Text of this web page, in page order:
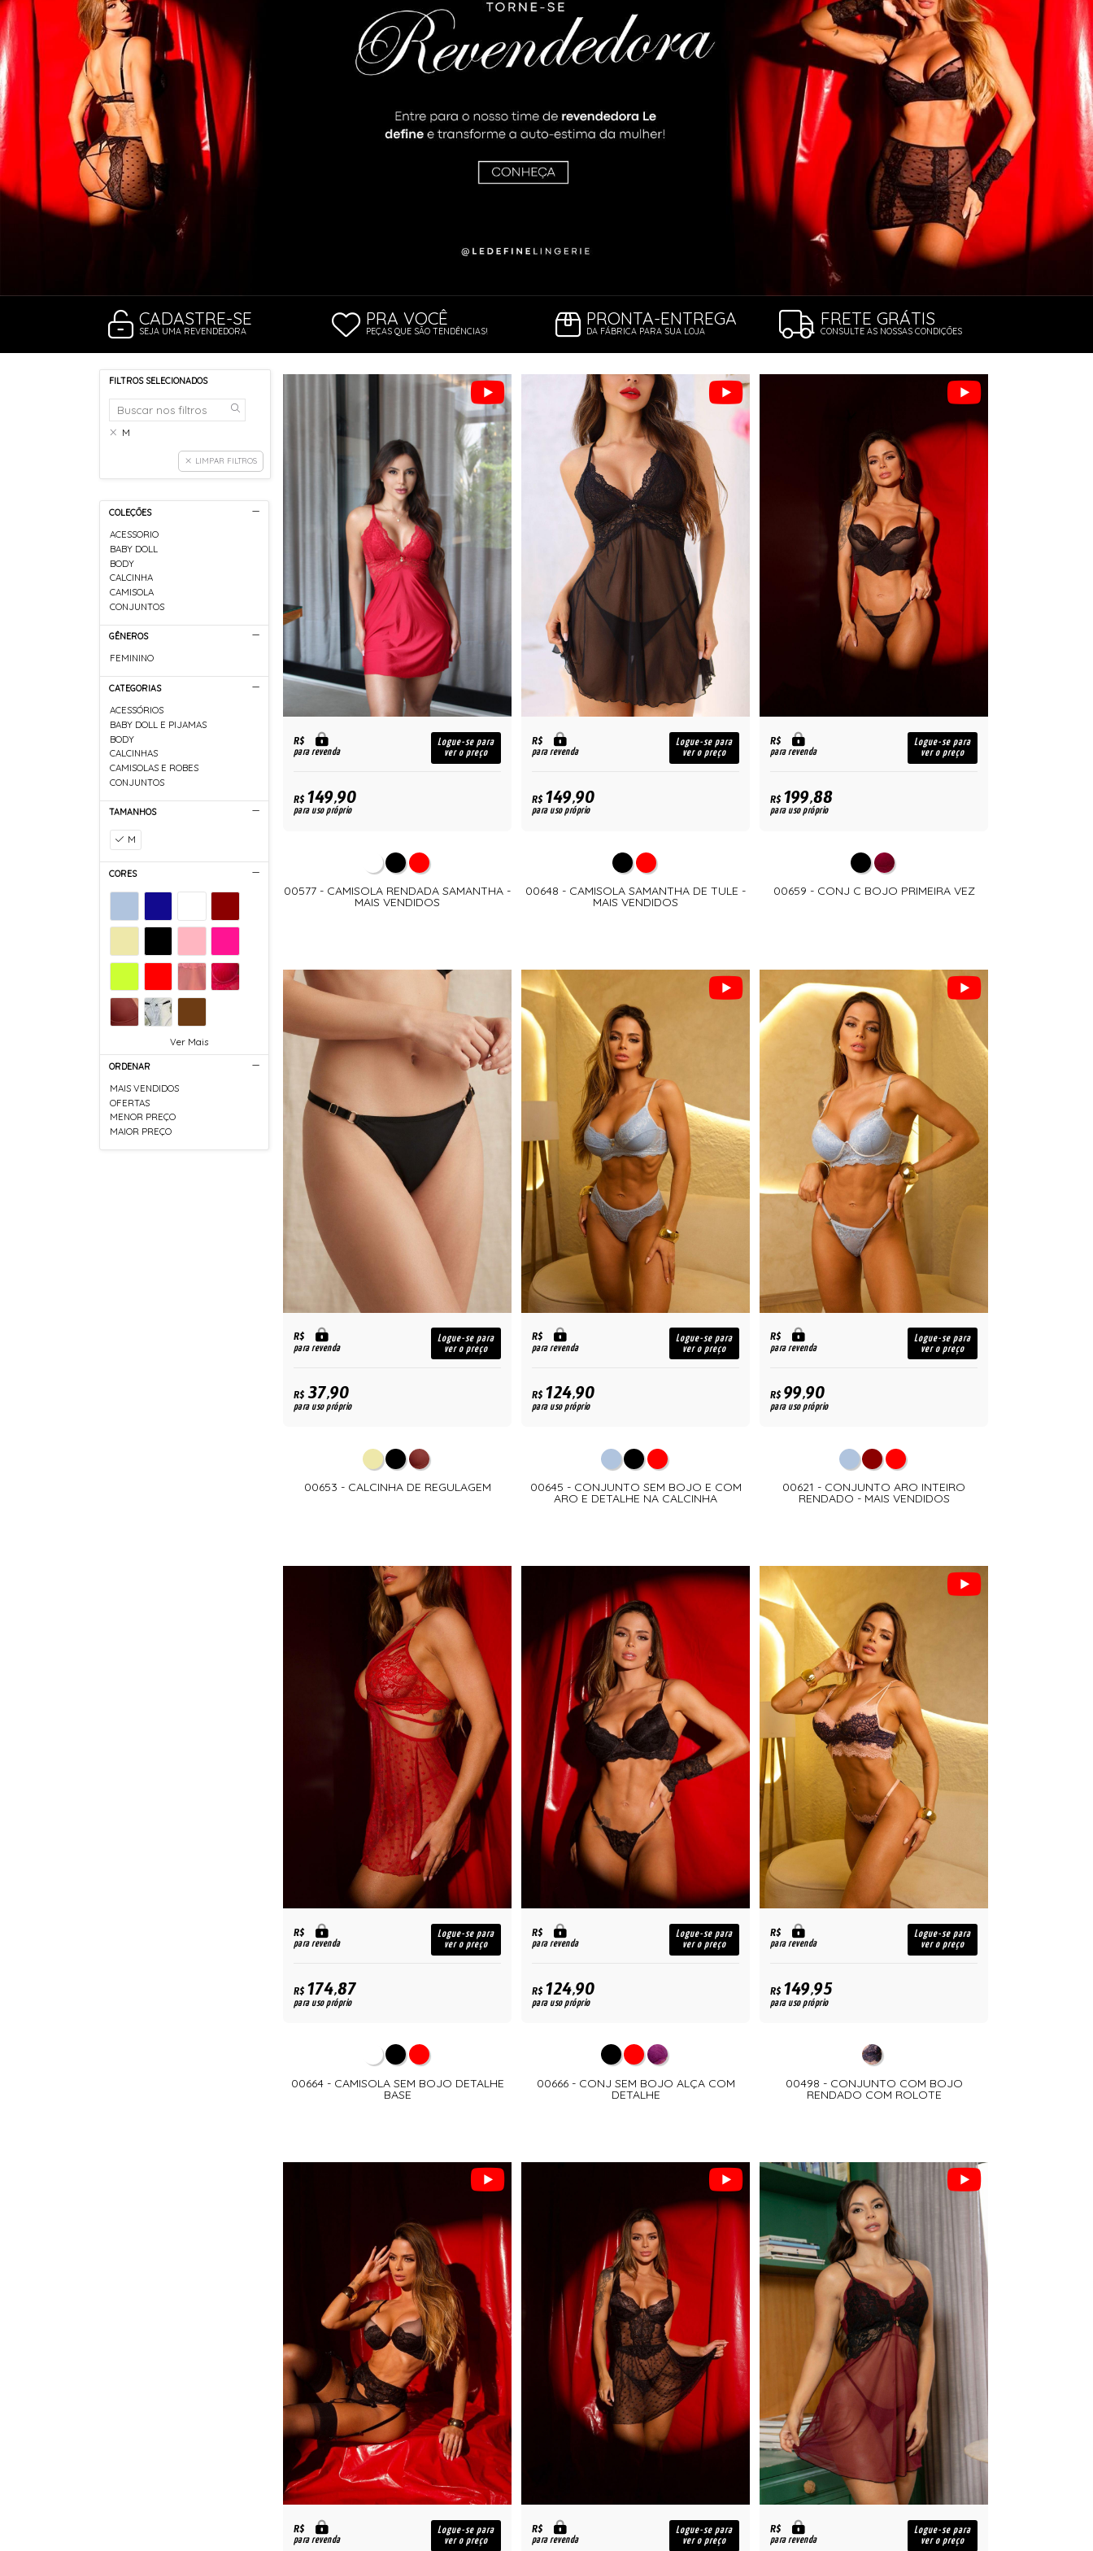
CORPETES, ESPARTILHOS E CORSELETS
CADASTRE-SE
SEJA UMA REVENDEDORA
PRA VOCÊ
PEÇAS QUE SÃO TENDÊNCIAS!
PRONTA-ENTREGA
DA FÁBRICA PARA SUA LOJA
FRETE GRÁTIS
CONSULTE AS NOSSAS CONDIÇÕES
FILTROS SELECIONADOS
M
LIMPAR FILTROS
COLEÇÕES
ACESSORIO
BABY DOLL
BODY
CALCINHA
CAMISOLA
CONJUNTOS
GÊNEROS
FEMININO
CATEGORIAS
ACESSÓRIOS
BABY DOLL E PIJAMAS
BODY
CALCINHAS
CAMISOLAS E ROBES
CONJUNTOS
TAMANHOS
M
CORES
Ver Mais
ORDENAR
MAIS VENDIDOS
OFERTAS
MENOR PREÇO
MAIOR PREÇO
R$
para revenda
Logue-se para
ver o preço
R$149,90
para uso próprio
00577 - CAMISOLA RENDADA SAMANTHA -
MAIS VENDIDOS
R$
para revenda
Logue-se para
ver o preço
R$149,90
para uso próprio
00648 - CAMISOLA SAMANTHA DE TULE -
MAIS VENDIDOS
R$
para revenda
Logue-se para
ver o preço
R$199,88
para uso próprio
00659 - CONJ C BOJO PRIMEIRA VEZ
R$
para revenda
Logue-se para
ver o preço
R$37,90
para uso próprio
00653 - CALCINHA DE REGULAGEM
R$
para revenda
Logue-se para
ver o preço
R$124,90
para uso próprio
00645 - CONJUNTO SEM BOJO E COM
ARO E DETALHE NA CALCINHA
R$
para revenda
Logue-se para
ver o preço
R$99,90
para uso próprio
00621 - CONJUNTO ARO INTEIRO
RENDADO - MAIS VENDIDOS
R$
para revenda
Logue-se para
ver o preço
R$174,87
para uso próprio
00664 - CAMISOLA SEM BOJO DETALHE
BASE
R$
para revenda
Logue-se para
ver o preço
R$124,90
para uso próprio
00666 - CONJ SEM BOJO ALÇA COM
DETALHE
R$
para revenda
Logue-se para
ver o preço
R$149,95
para uso próprio
00498 - CONJUNTO COM BOJO
RENDADO COM ROLOTE
R$
para revenda
Logue-se para
ver o preço
R$
para revenda
Logue-se para
ver o preço
R$
para revenda
Logue-se para
ver o preço